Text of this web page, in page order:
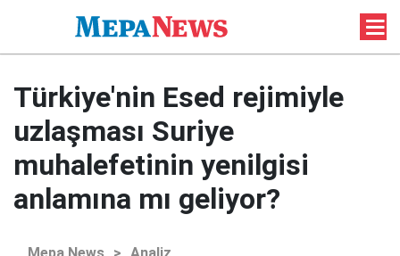
Türkiye'nin Esed rejimiyle
uzlaşması Suriye
muhalefetinin yenilgisi
anlamına mı geliyor?